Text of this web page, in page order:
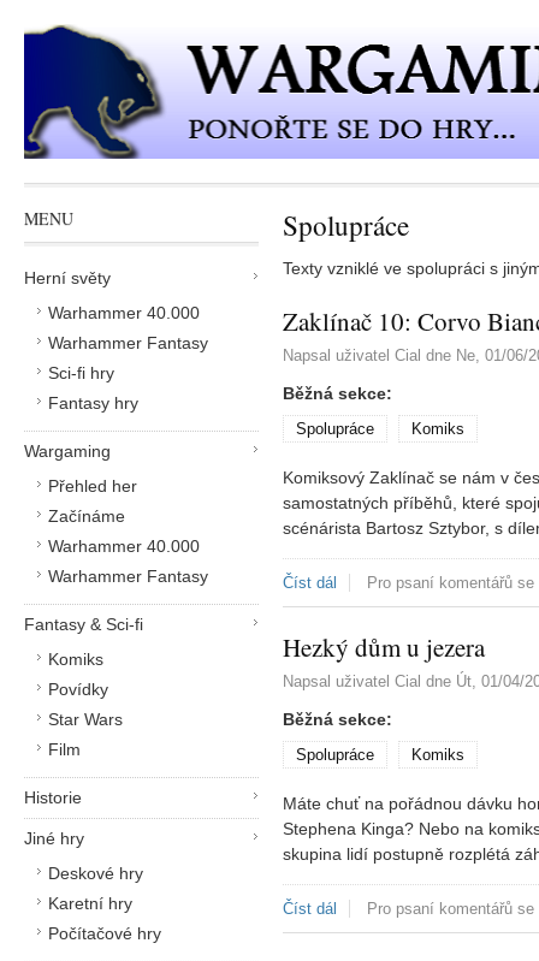
Spolupráce
Texty vzniklé ve spolupráci s
Zaklínač 10: Corvo
Napsal uživatel Cial dne Ne, 01/06/
Běžná sekce:
Spolupráce Komiks
Komiksový Zaklínač se nám v
samostatných příběhů, které
scénárista Bartosz Sztybor, s
Číst dál Zaklínač 10: Corvo Bianco
Pro psaní komentářů se
Hezký dům u jezera
Napsal uživatel Cial dne Út, 01/04/
Běžná sekce:
Spolupráce Komiks
Máte chuť na pořádnou dávku
Stephena Kinga? Nebo na
skupina lidí postupně rozplétá
Číst dál Hezký dům u jezera
Pro psaní komentářů se
MENU
Herní světy
Warhammer 40.000
Warhammer Fantasy
Sci-fi hry
Fantasy hry
Wargaming
Přehled her
Začínáme
Warhammer 40.000
Warhammer Fantasy
Fantasy & Sci-fi
Komiks
Povídky
Star Wars
Film
Historie
Jiné hry
Deskové hry
Karetní hry
Počítačové hry